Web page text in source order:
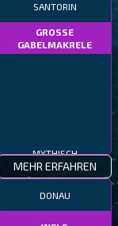
SANTORIN
GROSSE
GABELMAKRELE
MEHR ERFAHREN
DONAU